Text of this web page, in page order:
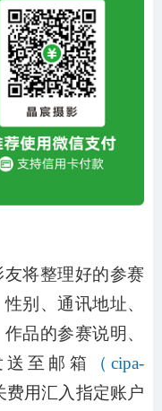
将整理好的参赛
别、通讯地址、
品的参赛说明、
至邮箱
（ cipa-
费用汇入指定账户